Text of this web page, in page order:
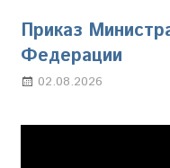
Приказ
Федерации
02.08.2026